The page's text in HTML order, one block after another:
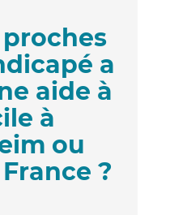
a
aide à
à
ou
?